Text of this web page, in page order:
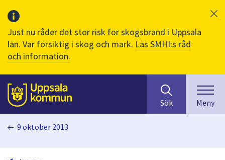
Just nu råder det stor risk för skogsbrand i Uppsala
län. Var försiktig i skog och mark. Läs SMHI:s råd
och information.
Till sidans
huvudinnehåll
efter
innehåll
på
Sök Meny
9 oktober 2013